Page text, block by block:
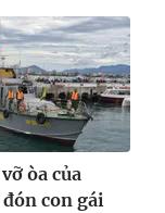
òa của
con gái